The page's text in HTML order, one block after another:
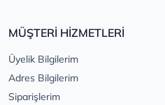
MÜŞTERİ HİZMETLERİ
Üyelik Bilgilerim
Adres Bilgilerim
Siparişlerim